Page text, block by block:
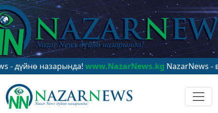
назарында!www.NazarNews.kgNazarNews - в